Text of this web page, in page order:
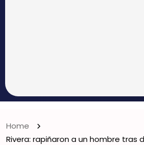
Home
Rivera: rapiñaron a un hombre tras